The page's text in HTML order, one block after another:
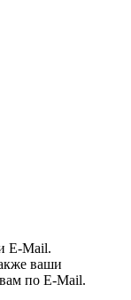
E-Mail.
ваши
по E-Mail.